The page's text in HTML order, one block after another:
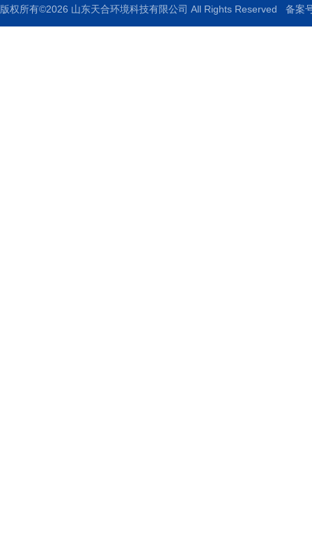
版权所有©2026 山东天合环境科技有限公司 All Rights Reserved 备案